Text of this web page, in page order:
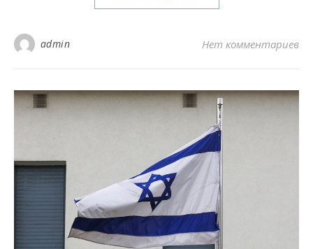
admin Нет комментариев